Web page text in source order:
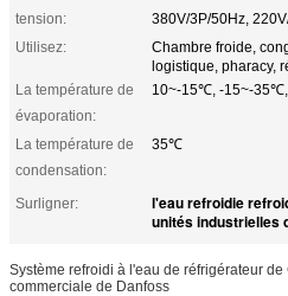
tension:
380V/3P/50Hz,
Utilisez:
Chambre froide,
logistique, pharacy,
La température de
évaporation:
10~-15℃, -15~-
La température de
condensation:
35℃
Surligner: l'eau refroidie
unités industrielles
Système refroidi à l'eau de réfrigérateur
commerciale de Danfoss